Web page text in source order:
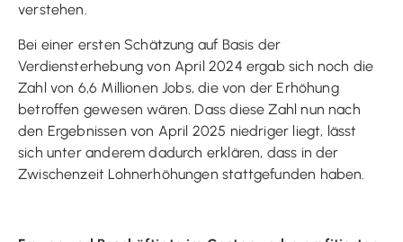
verstehen.
Bei einer ersten Schätzung auf Basis der
Verdiensterhebung von April 2024 ergab sich noch die
Zahl von 6,6 Millionen Jobs, die von der Erhöhung
betroffen gewesen wären. Dass diese Zahl nun nach
den Ergebnissen von April 2025 niedriger liegt, lässt
sich unter anderem dadurch erklären, dass in der
Zwischenzeit Lohnerhöhungen stattgefunden haben.